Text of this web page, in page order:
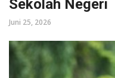
Sekolah Negeri
Juni 25, 2026